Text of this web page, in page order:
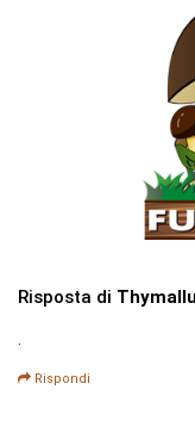
Risposta di
.
Rispondi